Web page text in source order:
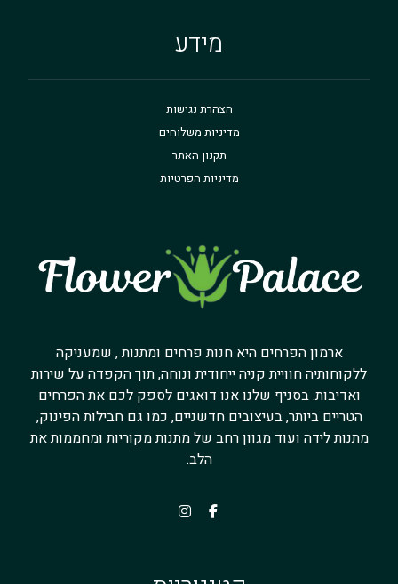
מידע
הצהרת נגישות
מדיניות משלוחים
תקנון האתר
מדיניות הפרטיות
ארמון הפרחים היא חנות פרחים ומתנות , שמעניקה
ללקוחותיה חוויית קניה ייחודית ונוחה, תוך הקפדה על שירות
ואדיבות. בסניף שלנו אנו דואגים לספק לכם את הפרחים
הטריים ביותר, בעיצובים חדשניים, כמו גם חבילות הפינוק,
מתנות לידה ועוד מגוון רחב של מתנות מקוריות ומחממות את
הלב.